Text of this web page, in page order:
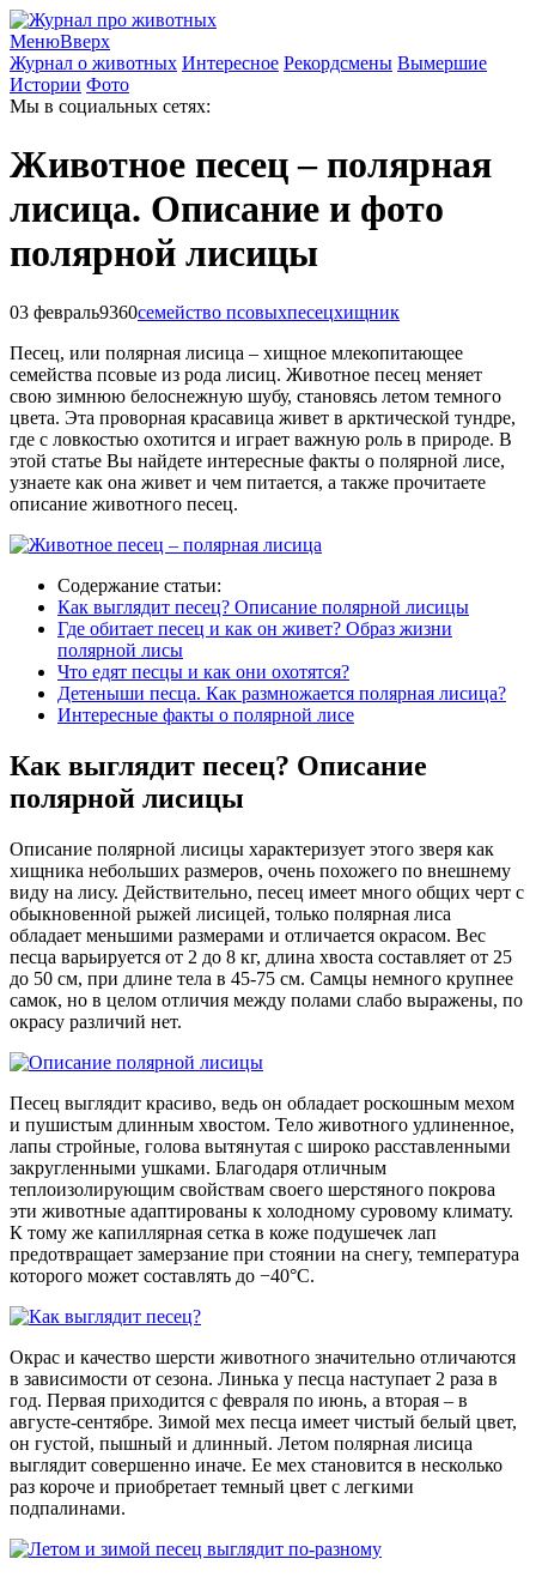
МенюВверх
Журнал о животных Интересное Рекордсмены Вымершие
Истории Фото
Мы в социальных сетях:
Животное песец – полярная
лисица. Описание и фото
полярной лисицы
03 февраль9360семейство псовыхпесецхищник
Песец, или полярная лисица – хищное млекопитающее
семейства псовые из рода лисиц. Животное песец меняет
свою зимнюю белоснежную шубу, становясь летом темного
цвета. Эта проворная красавица живет в арктической тундре,
где с ловкостью охотится и играет важную роль в природе. В
этой статье Вы найдете интересные факты о полярной лисе,
узнаете как она живет и чем питается, а также прочитаете
описание животного песец.
Содержание статьи:
Как выглядит песец? Описание полярной лисицы
Где обитает песец и как он живет? Образ жизни
полярной лисы
Что едят песцы и как они охотятся?
Детеныши песца. Как размножается полярная лисица?
Интересные факты о полярной лисе
Как выглядит песец? Описание
полярной лисицы
Описание полярной лисицы характеризует этого зверя как
хищника небольших размеров, очень похожего по внешнему
виду на лису. Действительно, песец имеет много общих черт с
обыкновенной рыжей лисицей, только полярная лиса
обладает меньшими размерами и отличается окрасом. Вес
песца варьируется от 2 до 8 кг, длина хвоста составляет от 25
до 50 см, при длине тела в 45-75 см. Самцы немного крупнее
самок, но в целом отличия между полами слабо выражены, по
окрасу различий нет.
Песец выглядит красиво, ведь он обладает роскошным мехом
и пушистым длинным хвостом. Тело животного удлиненное,
лапы стройные, голова вытянутая с широко расставленными
закругленными ушками. Благодаря отличным
теплоизолирующим свойствам своего шерстяного покрова
эти животные адаптированы к холодному суровому климату.
К тому же капиллярная сетка в коже подушечек лап
предотвращает замерзание при стоянии на снегу, температура
которого может составлять до −40°C.
Окрас и качество шерсти животного значительно отличаются
в зависимости от сезона. Линька у песца наступает 2 раза в
год. Первая приходится с февраля по июнь, а вторая – в
августе-сентябре. Зимой мех песца имеет чистый белый цвет,
он густой, пышный и длинный. Летом полярная лисица
выглядит совершенно иначе. Ее мех становится в несколько
раз короче и приобретает темный цвет с легкими
подпалинами.